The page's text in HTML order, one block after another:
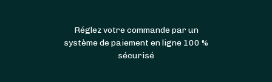
Réglez votre commande par un
système de paiement en ligne 100 %
sécurisé